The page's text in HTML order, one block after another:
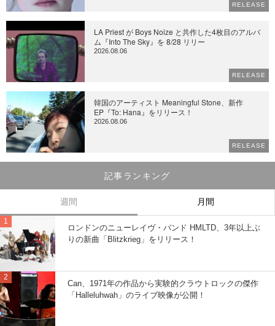
RELEASE
LA Priest が Boys Noize と共作した4枚目のアルバ
ム『Into The Sky』を 8/28 リリー
2026.08.06
RELEASE
韓国のアーティスト Meaningful Stone、新作
EP『To: Hana』をリリース！
2026.08.06
RELEASE
記事ランキング
週間 月間
ロンドンのニューレイヴ・バンド HMLTD、3年以上ぶ
りの新曲「Blitzkrieg」をリリース！
Can、1971年の作品から実験的クラウトロックの傑作
「Halleluhwah」のライブ映像が公開！